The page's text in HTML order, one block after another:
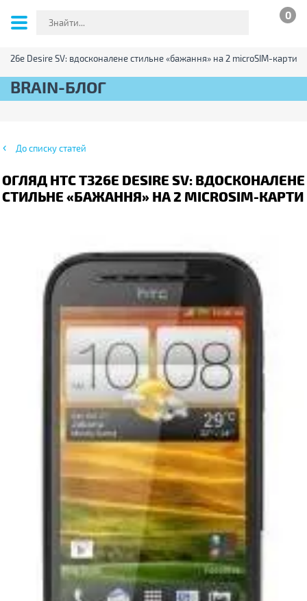
0
Desire SV: вдосконалене стильне «бажання» на 2 microSIM-карти
BRAIN-БЛОГ
До списку статей
ОГЛЯД HTC T326E DESIRE SV: ВДОСКОНАЛЕНЕ
СТИЛЬНЕ «БАЖАННЯ» НА 2 MICROSIM-КАРТИ